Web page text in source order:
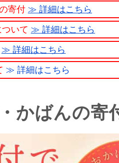
寄付 ≫ 詳細はこちら
いて ≫ 詳細はこちら
≫ 詳細はこちら
≫ 詳細はこちら
かばんの寄